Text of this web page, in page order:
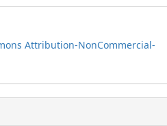
Attribution-NonCommercial-